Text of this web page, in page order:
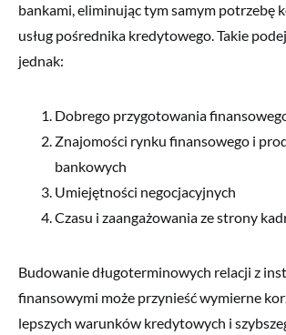
bankami, eliminując tym samym potrzebę
usług pośrednika kredytowego. Takie
jednak:
Dobrego przygotowania
Znajomości rynku finansowego i
bankowych
Umiejętności negocjacyjnych
Czasu i zaangażowania ze strony
Budowanie długoterminowych relacji z
finansowymi może przynieść wymierne
lepszych warunków kredytowych i